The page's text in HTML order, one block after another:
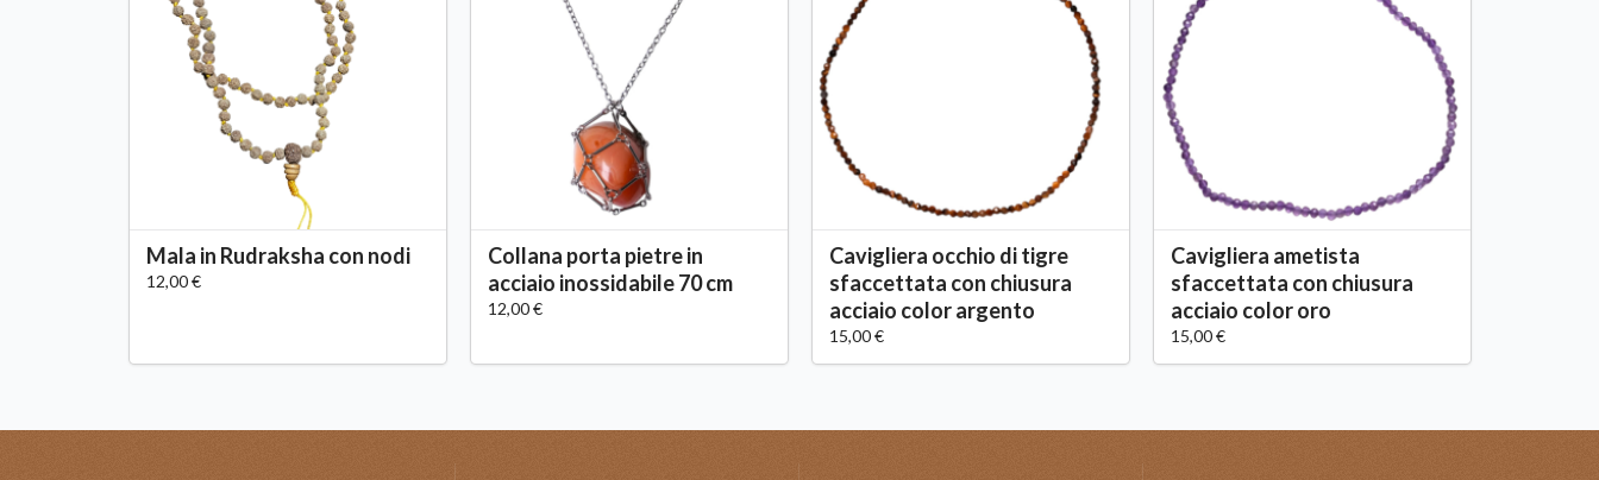
Mala in Rudraksha con nodi
12,00 €
Collana porta pietre in
acciaio inossidabile 70 cm
12,00 €
Cavigliera occhio di tigre
sfaccettata con chiusura
acciaio color argento
15,00 €
Cavigliera ametista
sfaccettata con chiusura
acciaio color oro
15,00 €